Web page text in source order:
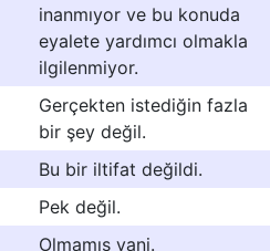
inanmıyor ve bu konuda
eyalete yardımcı olmakla
ilgilenmiyor.
Gerçekten istediğin fazla
bir şey değil.
Bu bir iltifat değildi.
Pek değil.
Olmamış yani.